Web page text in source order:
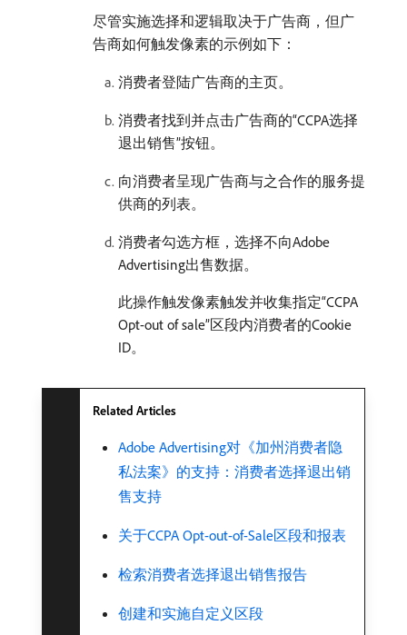
尽管实施选择和逻辑取决于广告商，但广
告商如何触发像素的示例如下：
消费者登陆广告商的主页。
消费者找到并点击广告商的“CCPA选择
退出销售”按钮。
向消费者呈现广告商与之合作的服务提
供商的列表。
消费者勾选方框，选择不向Adobe
Advertising出售数据。
此操作触发像素触发并收集指定“CCPA
Opt-out of sale”区段内消费者的Cookie
ID。
Related Articles
Adobe Advertising对《加州消费者隐
私法案》的支持：消费者选择退出销
售支持
关于CCPA Opt-out-of-Sale区段和报表
检索消费者选择退出销售报告
创建和实施自定义区段